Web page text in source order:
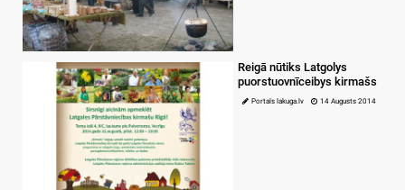
Reigā nūtiks Latgolys
puorstuovnīceibys kirmašs
Portals lakuga.lv 14 Augusts 2014